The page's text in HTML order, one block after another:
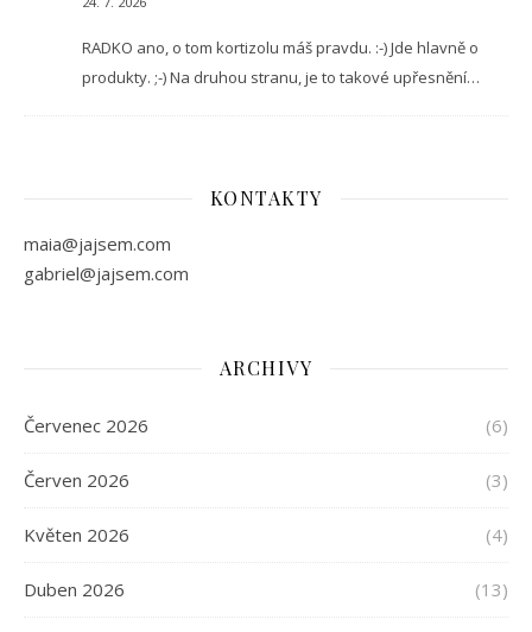
RADKO ano, o tom kortizolu máš pravdu. :-) Jde hlavně o
produkty. ;-) Na druhou stranu, je to takové upřesnění…
KONTAKTY
maia@jajsem.com
gabriel@jajsem.com
ARCHIVY
Červenec 2026 (6)
Červen 2026 (3)
Květen 2026 (4)
Duben 2026 (13)